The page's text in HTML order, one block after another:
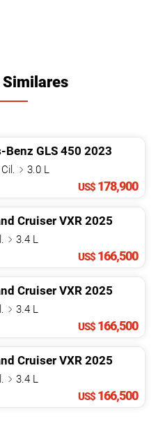
Benz GLS 450 2023
3.0 L
US$ 178,900
CruiserVXR 2025
3.4 L
US$ 166,500
CruiserVXR 2025
3.4 L
US$ 166,500
CruiserVXR 2025
3.4 L
US$ 166,500